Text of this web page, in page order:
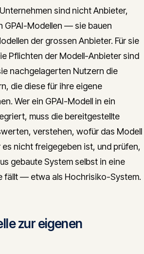
sind nicht Anbieter,
GPAI-Modellen — sie bauen
der grossen Anbieter. Für sie
Pflichten der Modell-Anbieter sind
nachgelagerten Nutzern die
die diese für ihre eigene
Wer ein GPAI-Modell in ein
muss die bereitgestellte
verstehen, wofür das Modell
nicht freigegeben ist, und prüfen,
gebaute System selbst in eine
fällt — etwa als Hochrisiko-System.
zur eigenen